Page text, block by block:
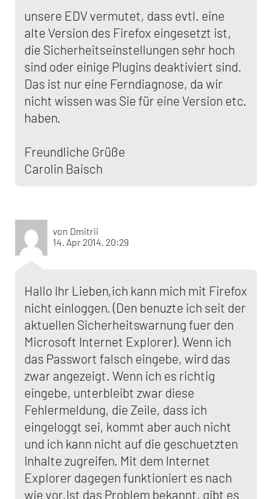
unsere EDV vermutet, dass evtl. eine
alte Version des Firefox eingesetzt ist,
die Sicherheitseinstellungen sehr hoch
sind oder einige Plugins deaktiviert sind.
Das ist nur eine Ferndiagnose, da wir
nicht wissen was Sie für eine Version etc.
haben.
Freundliche Grüße
Carolin Baisch
von Dmitrii
14. Apr 2014, 20:29
Hallo Ihr Lieben,ich kann mich mit Firefox
nicht einloggen. (Den benuzte ich seit der
aktuellen Sicherheitswarnung fuer den
Microsoft Internet Explorer). Wenn ich
das Passwort falsch eingebe, wird das
zwar angezeigt. Wenn ich es richtig
eingebe, unterbleibt zwar diese
Fehlermeldung, die Zeile, dass ich
eingeloggt sei, kommt aber auch nicht
und ich kann nicht auf die geschuetzten
Inhalte zugreifen. Mit dem Internet
Explorer dagegen funktioniert es nach
wie vor.Ist das Problem bekannt, gibt es